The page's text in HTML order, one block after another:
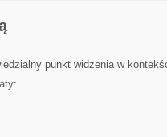
punkt widzenia w